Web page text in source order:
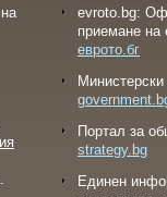
evroto.bg:
приемане на
еврото.бг
Портал за
strategy.bg
Eдинен